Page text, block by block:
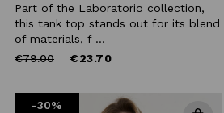
Part of the Laboratorio collection,
this tank top stands out for its blend
of materials, f ...
Price
€79.00to €23.70
-30%